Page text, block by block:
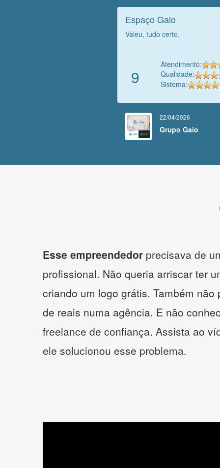
Espaço Gaio
Valeu, tudo certo.
9
Atendimento:
Qualidade:
Sistema:
22/04/2026
Grupo Gaio
Esse empreendedor precisava de
profissional. Não queria arriscar ter
criando um logo grátis. Também
de reais numa agência. E não
freelance de confiança. Assista ao
ele solucionou esse problema.